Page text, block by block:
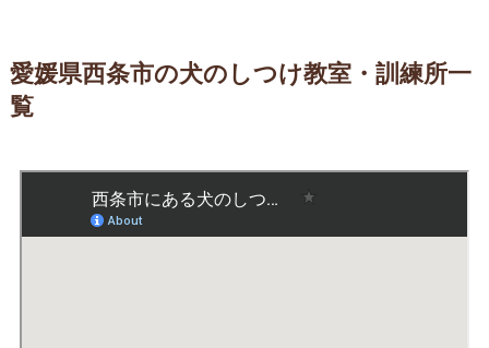
愛媛県西条市の犬のしつけ教室・訓練所一
覧